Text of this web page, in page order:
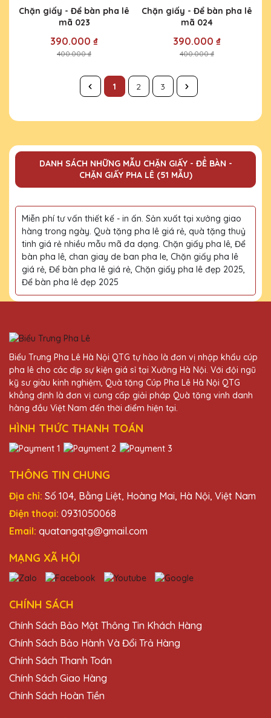
Chặn giấy - Để bàn pha lê
mã 023
390.000 ₫
400.000 ₫
Chặn giấy - Để bàn pha lê
mã 024
390.000 ₫
400.000 ₫
1 2 3
DANH SÁCH NHỮNG MẪU CHẶN GIẤY - ĐỂ BÀN -
CHẶN GIẤY PHA LÊ (51 MẪU)
Miễn phí tư vấn thiết kế - in ấn. Sản xuất tại xưởng giao
hàng trong ngày. Quà tặng pha lê giá rẻ, quà tặng thuỷ
tinh giá rẻ nhiều mẫu mã đa dạng. Chặn giấy pha lê, Để
bàn pha lê, chan giay de ban pha le, Chặn giấy pha lê
giá rẻ, Để bàn pha lê giá rẻ, Chặn giấy pha lê đẹp 2025,
Để bàn pha lê đẹp 2025
Biểu Trưng Pha Lê Hà Nội QTG tự hào là đơn vị nhập khẩu cúp
pha lê cho các dịp sự kiện giá sỉ tại Xưởng Hà Nội. Với đội ngũ
kỹ sư giàu kinh nghiệm, Quà tặng Cúp Pha Lê Hà Nội QTG
khẳng định là đơn vị cung cấp giải pháp Quà tặng vinh danh
hàng đầu Việt Nam đến thời điểm hiện tại.
HÌNH THỨC THANH TOÁN
THÔNG TIN CHUNG
Địa chỉ: Số 104, Bằng Liệt, Hoàng Mai, Hà Nội, Việt Nam
Điện thoại: 0931050068
Email: quatangqtg@gmail.com
MẠNG XÃ HỘI
CHÍNH SÁCH
Chính Sách Bảo Mật Thông Tin Khách Hàng
Chính Sách Bảo Hành Và Đổi Trả Hàng
Chính Sách Thanh Toán
Chính Sách Giao Hàng
Chính Sách Hoàn Tiền